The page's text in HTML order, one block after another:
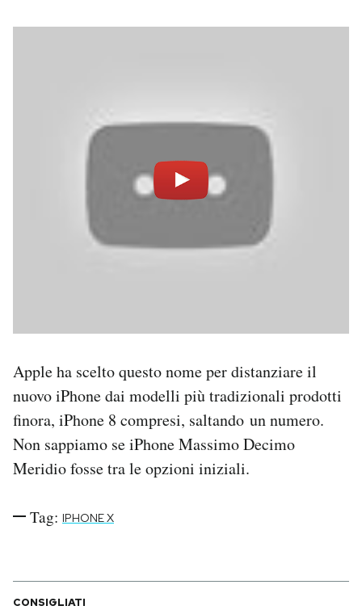
Apple ha scelto questo nome per distanziare il
nuovo iPhone dai modelli più tradizionali prodotti
finora, iPhone 8 compresi, saltando un numero.
Non sappiamo se iPhone Massimo Decimo
Meridio fosse tra le opzioni iniziali.
Tag: IPHONE X
CONSIGLIATI